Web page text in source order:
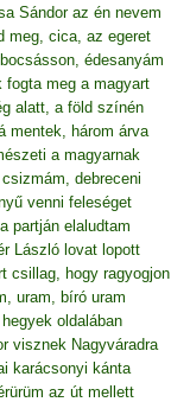
Sándor az én nevem
meg, cica, az egeret
édesanyám
fogta meg a magyart
alatt, a föld színén
mentek, három árva
a magyarnak
csizmám, debreceni
venni feleséget
partján elaludtam
László lovat lopott
csillag, hogy ragyogjon
uram, bíró uram
hegyek oldalában
visznek Nagyváradra
karácsonyi kánta
az út mellett